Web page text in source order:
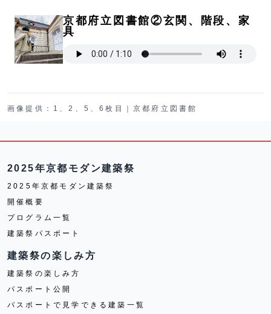
京都府立図書館②玄関、階段、家
具
画像提供： 1、2、5、6枚目｜京都府立図書館
2025年京都モダン建築祭
2025年京都モダン建築祭
開催概要
プログラム一覧
建築祭パスポート
建築祭の楽しみ方
建築祭の楽しみ方
パスポート公開
パスポートで見学できる建築一覧